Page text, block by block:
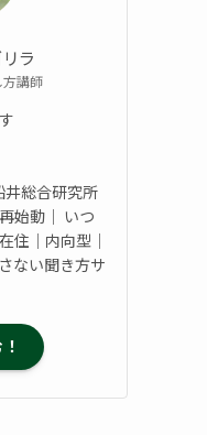
ラ
講師
井総合研究所
始動｜ いつ
住｜内向型｜
ない聞き方サ